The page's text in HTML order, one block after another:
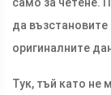
да възстановите
оригиналните
Тук, тъй като не